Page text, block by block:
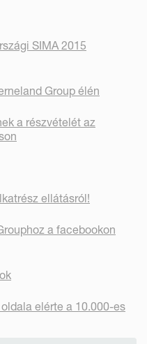
SIMA 2015
Group élén
a részvételét az
ellátásról!
a facebookon
elérte a 10.000-es